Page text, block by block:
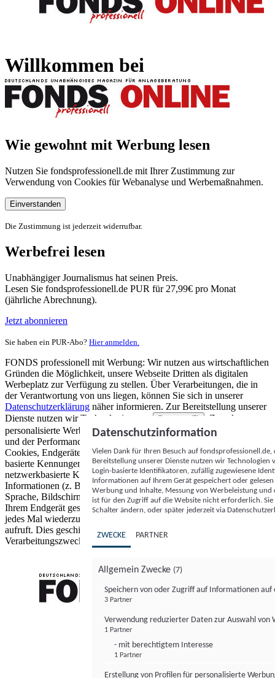
Willkommen bei
Wie gewohnt mit Werbung lesen
Nutzen Sie fondsprofessionell.de mit Ihrer Zustimmung zur
Verwendung von Cookies für Webanalyse und Werbemaßnahmen.
Einverstanden
Die Zustimmung ist jederzeit widerrufbar.
Werbefrei lesen
Unabhängiger Journalismus hat seinen Preis.
Lesen Sie fondsprofessionell.de PUR für 27,99€ pro Monat
(jährliche Abrechnung).
Jetzt abonnieren
Sie haben ein PUR-Abo? Hier anmelden.
FONDS professionell mit Werbung: Wir nutzen aus wirtschaftlichen
Gründen die Möglichkeit, unsere Webseite Dritten als digitalen
Werbeplatz zur Verfügung zu stellen. Über Verarbeitungen, die in
der Verantwortung von uns liegen, können Sie sich in unserer
Datenschutzerklärung näher informieren. Zur Bereitstellung unserer
Dienste nutzen wir Technologien von
Partnern (5)
. Zwecke:
personalisierte Werbung und Inhalte, Messung von Werbeleistung
und der Performance von Inhalten sowie Zielgruppenforschung.
Cookies, Endgeräte- oder ähnliche Online-Kennungen (z. B. login-
basierte Kennungen, zufällig generierte Kennungen,
netzwerkbasierte Kennungen) können zusammen mit anderen
Informationen (z. B. Browsertyp und Browserinformationen,
Sprache, Bildschirmgröße, unterstützte Technologien usw.) auf
Ihrem Endgerät gespeichert oder von dort ausgelesen werden, um es
jedes Mal wiederzuerkennen, wenn es eine App oder einer Webseite
aufruft. Dies geschieht für einen oder mehrere der hier aufgeführten
Verarbeitungszwecke.
Datenschutzinformation
Vielen Dank für Ihren Besuch auf
Bereitstellung unserer Dienste nutzen wir Technologien
Login-basierte Identifikatoren, zufällig zugewiesene
Informationen auf Ihrem Gerät gespeichert oder
Werbung und Inhalte, Messung von Werbeleistung
ist für den Zugriff auf die Website nicht erforderlich.
Schalter ändern, oder später jederzeit via
ZWECKE PARTNER
Allgemein Zwecke (7)
Speichern von oder Zugriff auf Informationen auf
3 Partner
Verwendung reduzierter Daten zur Auswahl von
1 Partner
- mit berechtigtem Interesse
1 Partner
Erstellung von Profilen für personalisierte
FONDS professionell